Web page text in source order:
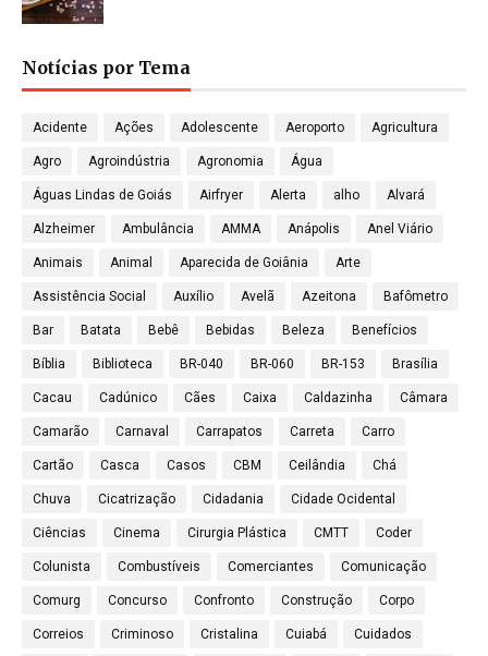
Notícias por Tema
Acidente Ações Adolescente Aeroporto Agricultura
Agro Agroindústria Agronomia Água
Águas Lindas de Goiás Airfryer Alerta alho Alvará
Alzheimer Ambulância AMMA Anápolis Anel Viário
Animais Animal Aparecida de Goiânia Arte
Assistência Social Auxílio Avelã Azeitona Bafômetro
Bar Batata Bebê Bebidas Beleza Benefícios
Bíblia Biblioteca BR-040 BR-060 BR-153 Brasília
Cacau Cadúnico Cães Caixa Caldazinha Câmara
Camarão Carnaval Carrapatos Carreta Carro
Cartão Casca Casos CBM Ceilândia Chá
Chuva Cicatrização Cidadania Cidade Ocidental
Ciências Cinema Cirurgia Plástica CMTT Coder
Colunista Combustíveis Comerciantes Comunicação
Comurg Concurso Confronto Construção Corpo
Correios Criminoso Cristalina Cuiabá Cuidados